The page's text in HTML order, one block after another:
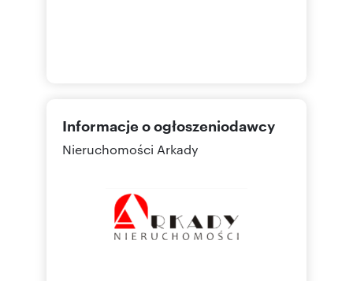
Informacje o ogłoszeniodawcy
Nieruchomości Arkady